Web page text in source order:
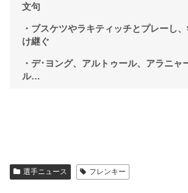
文句
・ブスケツやラキティッチとプレーし
け継ぐ
・デ･ヨング、アルトゥール、アラニャ
ル…
選手ニュース フレンキー